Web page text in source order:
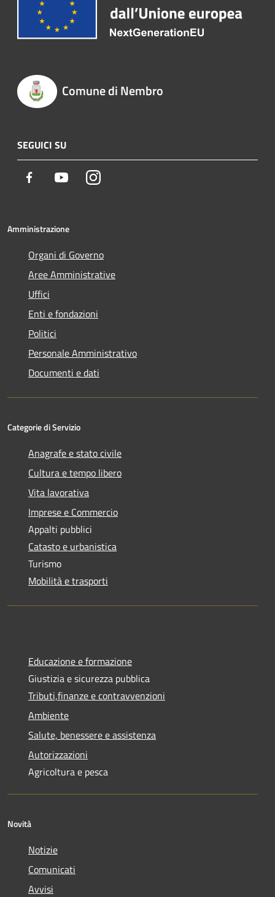
Comune di Nembro
SEGUICI SU
Facebook YoutubeInstagram
Amministrazione
Organi di Governo
Aree Amministrative
Uffici
Enti e fondazioni
Politici
Personale Amministrativo
Documenti e dati
Categorie di Servizio
Anagrafe e stato civile
Cultura e tempo libero
Vita lavorativa
Imprese e Commercio
Appalti pubblici
Catasto e urbanistica
Turismo
Mobilità e trasporti
Educazione e formazione
Giustizia e sicurezza pubblica
Tributi,finanze e contravvenzioni
Ambiente
Salute, benessere e assistenza
Autorizzazioni
Agricoltura e pesca
Novità
Notizie
Comunicati
Avvisi